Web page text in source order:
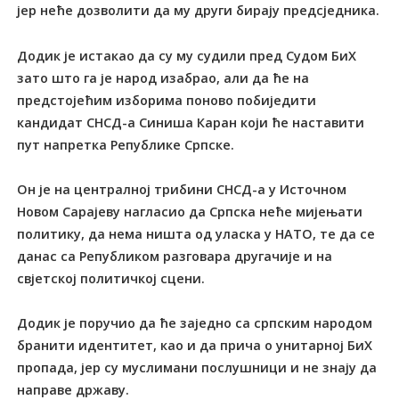
јер неће дозволити да му други бирају предсједника.
Додик је истакао да су му судили пред Судом БиХ
зато што га је народ изабрао, али да ће на
предстојећим изборима поново побиједити
кандидат СНСД-а Синиша Каран који ће наставити
пут напретка Републике Српске.
Он је на централној трибини СНСД-а у Источном
Новом Сарајеву нагласио да Српска неће мијењати
политику, да нема ништа од уласка у НАТО, те да се
данас са Републиком разговара другачије и на
свјетској политичкој сцени.
Додик је поручио да ће заједно са српским народом
бранити идентитет, као и да прича о унитарној БиХ
пропада, јер су муслимани послушници и не знају да
направе државу.